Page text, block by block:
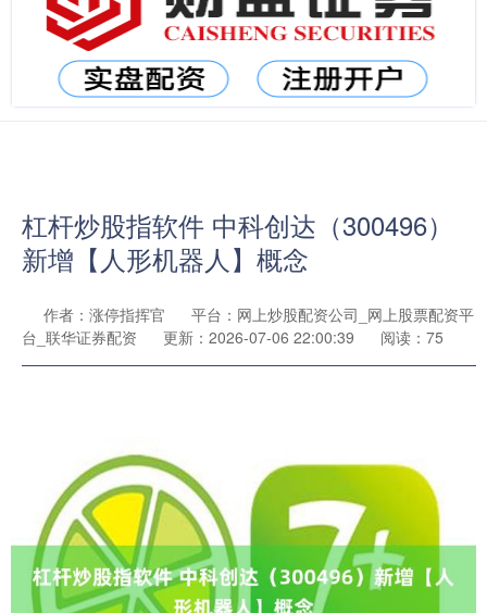
杠杆炒股指软件 中科创达（300496）
新增【人形机器人】概念
作者：涨停指挥官
平台：网上炒股配资公司_网上股票配资平
台_联华证券配资
更新：2026-07-06 22:00:39 阅读：75